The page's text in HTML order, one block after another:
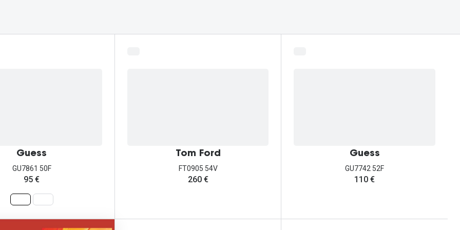
Guess
GU7861 50F
95 €
Tom Ford
FT0905 54V
260 €
Guess
GU7742 52F
110 €